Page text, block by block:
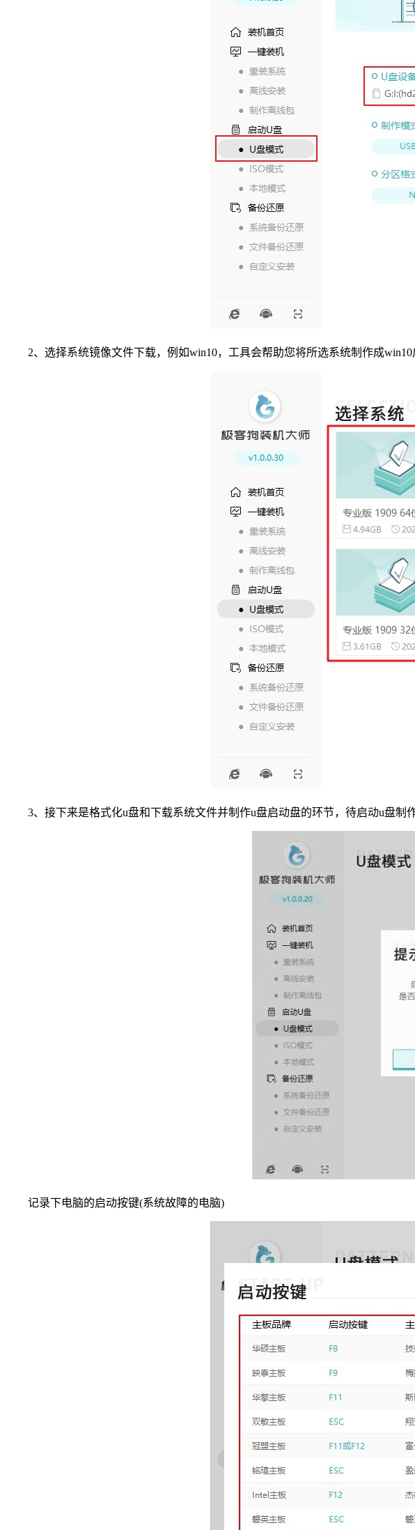
2、选择系统镜像文件下载，例如win10，工具会帮助您将所选系统制作成win10
3、接下来是格式化u盘和下载系统文件并制作u盘启动盘的环节，待启动u盘制
记录下电脑的启动按键(系统故障的电脑)